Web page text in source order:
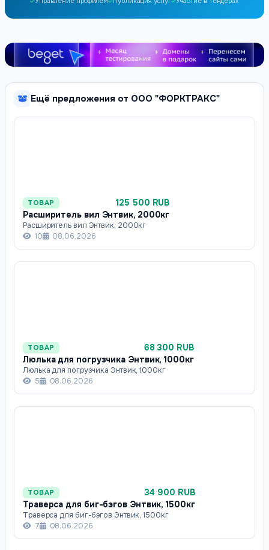
Ещё предложения от ООО "ФОРКТРАКС"
ТОВАР
125 500 RUB
Расширитель вил Энтвик, 2000кг
Расширитель вил Энтвик, 2000кг
10
08.06.2026
ТОВАР
68 300 RUB
Люлька для погрузчика Энтвик, 1000кг
Люлька для погрузчика Энтвик, 1000кг
5
08.06.2026
ТОВАР
34 900 RUB
Траверса для биг-бэгов Энтвик, 1500кг
Траверса для биг-бэгов Энтвик, 1500кг
7
08.06.2026